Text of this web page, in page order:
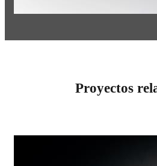
Proyectos